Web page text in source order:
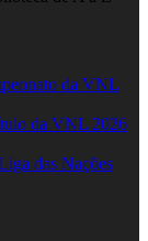
da VNL
da VNL 2026
das Nações